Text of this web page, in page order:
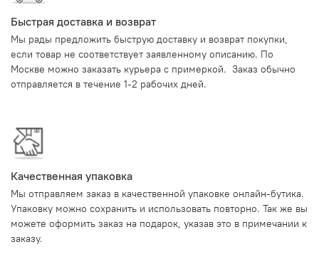
Быстрая доставка и возврат
Мы рады предложить быструю доставку и возврат покупки,
если товар не соответствует заявленному описанию. По
Москве можно заказать курьера с примеркой. Заказ обычно
отправляется в течение 1-2 рабочих дней.
Качественная упаковка
Мы отправляем заказ в качественной упаковке онлайн-бутика.
Упаковку можно сохранить и использовать повторно. Так же вы
можете оформить заказ на подарок, указав это в примечании к
заказу.